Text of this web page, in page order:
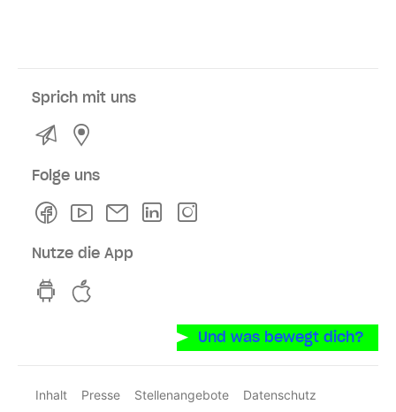
Sprich mit uns
Kontakt
Folge uns
FacebookYoutubeNewsletterLinkedln
Nutze die App
hvv switch App auf GooglePlay
Und was bewegt dich?
Inhalt Presse Stellenangebote
Datenschutz